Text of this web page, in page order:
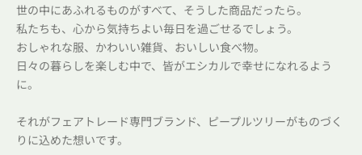
世の中にあふれるものがすべて、そうした商品だったら。
私たちも、心から気持ちよい毎日を過ごせるでしょう。
おしゃれな服、かわいい雑貨、おいしい食べ物。
日々の暮らしを楽しむ中で、皆がエシカルで幸せになれるよう
に。
それがフェアトレード専門ブランド、ピープルツリーがものづく
りに込めた想いです。